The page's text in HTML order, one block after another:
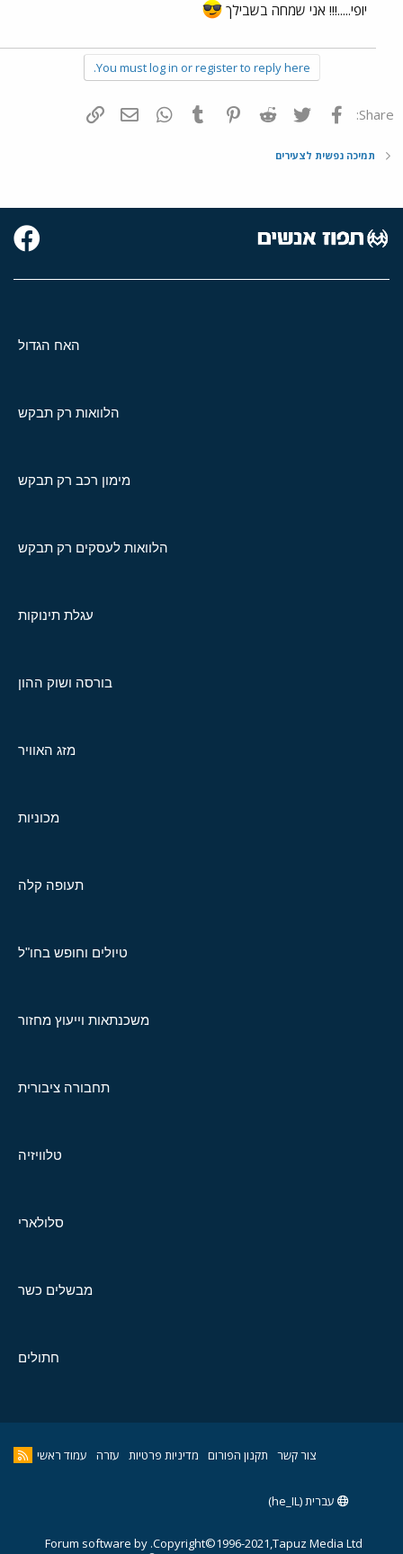
יופי.....!!! אני שמחה בשבילך
You must log in or register to reply here.
Share: פייסבוק Twitter
Reddit
Pinterest
Tumblr
WhatsAppדואר אלקטרוני
תמיכה נפשית לצעירים
האח הגדול
הלוואות רק תבקש
מימון רכב רק תבקש
הלוואות לעסקים רק תבקש
עגלת תינוקות
בורסה ושוק ההון
מזג האוויר
מכוניות
תעופה קלה
טיולים וחופש בחו"ל
משכנתאות וייעוץ מחזור
תחבורה ציבורית
טלוויזיה
סלולארי
מבשלים כשר
חתולים
צור קשר תקנון הפורום מדיניות פרטיות עזרה עמוד ראשי
עברית (he_IL)
Copyright©1996-2021,Tapuz Media Ltd.
Forum software by